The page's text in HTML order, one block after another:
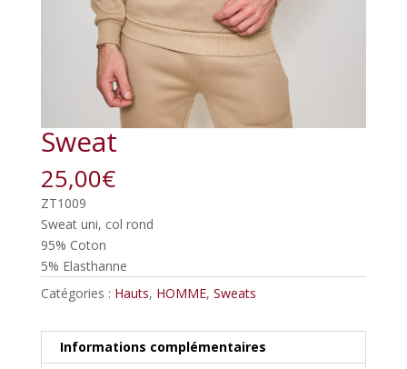
Sweat
25,00€
ZT1009
Sweat uni, col rond
95% Coton
5% Elasthanne
Catégories : Hauts, HOMME, Sweats
Informations complémentaires